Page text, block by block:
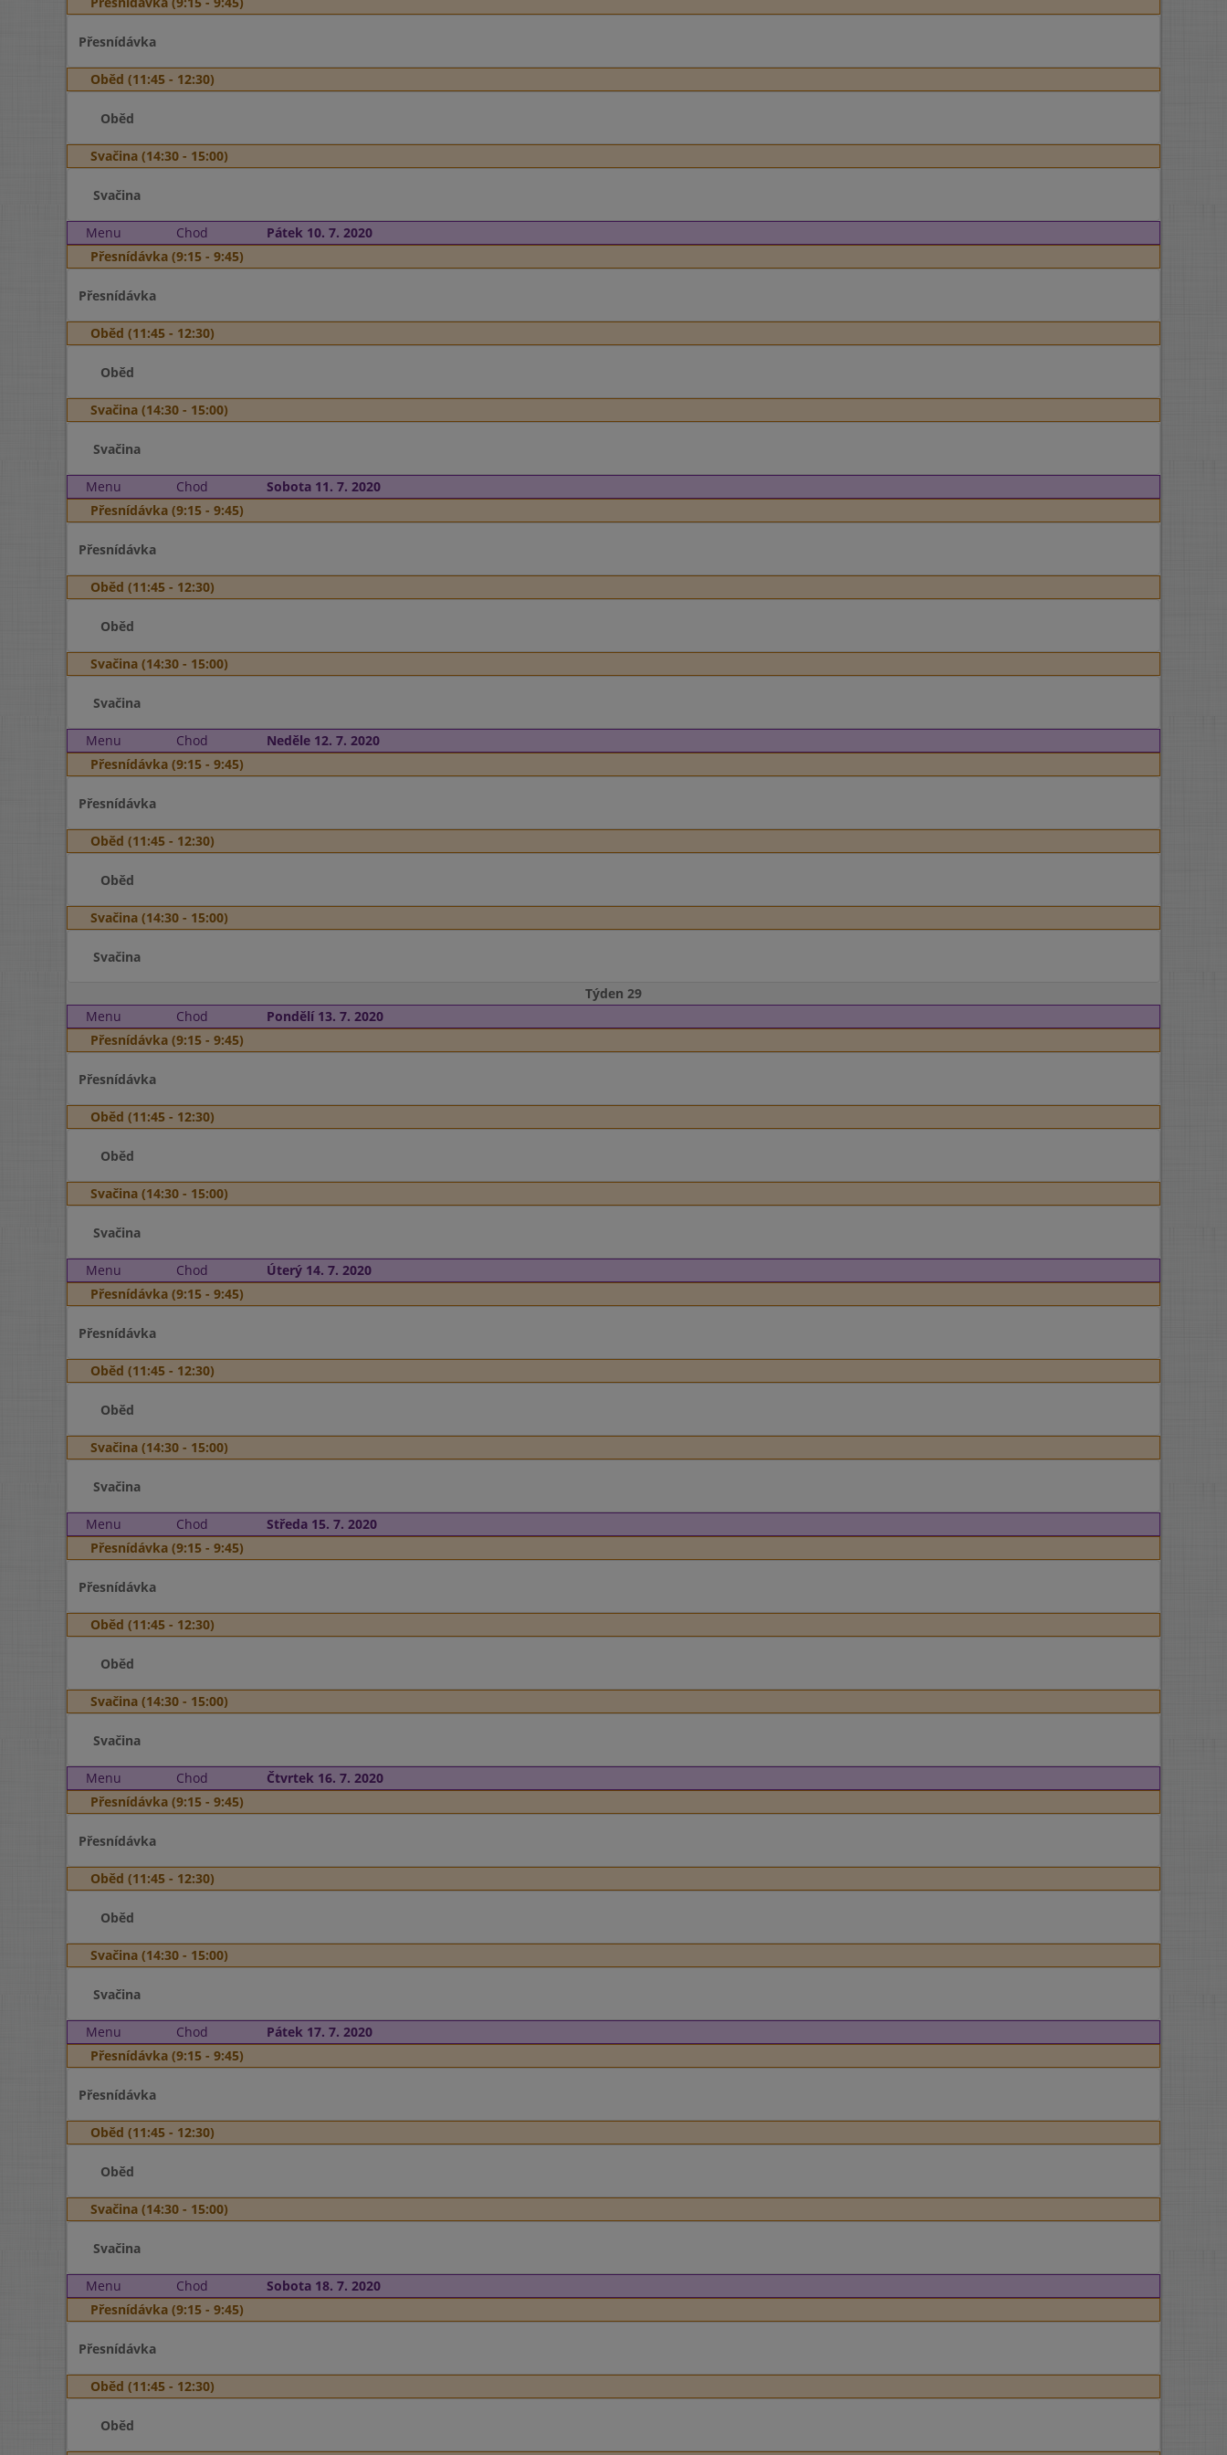
Přesnídávka
Oběd (11:45 - 12:30)
Oběd
Svačina (14:30 - 15:00)
Svačina
Menu Chod
Pátek 10. 7. 2020
Přesnídávka (9:15 - 9:45)
Přesnídávka
Oběd (11:45 - 12:30)
Oběd
Svačina (14:30 - 15:00)
Svačina
Menu Chod
Sobota 11. 7. 2020
Přesnídávka (9:15 - 9:45)
Přesnídávka
Oběd (11:45 - 12:30)
Oběd
Svačina (14:30 - 15:00)
Svačina
Menu Chod
Neděle 12. 7. 2020
Přesnídávka (9:15 - 9:45)
Přesnídávka
Oběd (11:45 - 12:30)
Oběd
Svačina (14:30 - 15:00)
Svačina
Týden 29
Menu
Chod
Pondělí 13. 7. 2020
Přesnídávka (9:15 - 9:45)
Přesnídávka
Oběd (11:45 - 12:30)
Oběd
Svačina (14:30 - 15:00)
Svačina
Menu Chod
Úterý 14. 7. 2020
Přesnídávka (9:15 - 9:45)
Přesnídávka
Oběd (11:45 - 12:30)
Oběd
Svačina (14:30 - 15:00)
Svačina
Menu Chod
Středa 15. 7. 2020
Přesnídávka (9:15 - 9:45)
Přesnídávka
Oběd (11:45 - 12:30)
Oběd
Svačina (14:30 - 15:00)
Svačina
Menu Chod
Čtvrtek 16. 7. 2020
Přesnídávka (9:15 - 9:45)
Přesnídávka
Oběd (11:45 - 12:30)
Oběd
Svačina (14:30 - 15:00)
Svačina
Menu Chod
Pátek 17. 7. 2020
Přesnídávka (9:15 - 9:45)
Přesnídávka
Oběd (11:45 - 12:30)
Oběd
Svačina (14:30 - 15:00)
Svačina
Menu Chod
Sobota 18. 7. 2020
Přesnídávka (9:15 - 9:45)
Přesnídávka
Oběd (11:45 - 12:30)
Oběd